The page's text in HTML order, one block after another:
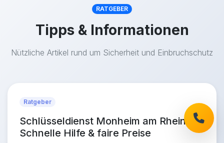
RATGEBER
Tipps & Informationen
Nützliche Artikel rund um Sicherheit und Einbruchschutz
Ratgeber
Schlüsseldienst Monheim am Rhein:
Schnelle Hilfe & faire Preise